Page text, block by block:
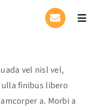
vel nisl vel,
finibus libero
a. Morbi a